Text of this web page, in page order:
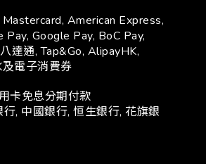
American Express,
Pay, Google Pay, BoC Pay,
達通, Tap&Go, AlipayHK,
電子消費券
卡免息分期付款
, 中國銀行, 恒生銀行, 花旗銀